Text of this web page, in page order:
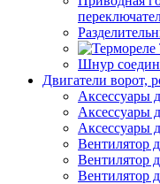
Шнур
Двигатели ворот,
Аксессуары
Аксессуары
Аксессуары
Вентилятор
Вентилятор
Вентилятор